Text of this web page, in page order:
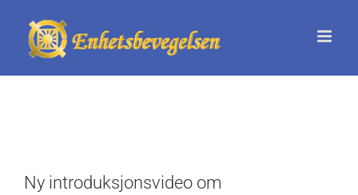
content
Ny introduksjonsvideo om